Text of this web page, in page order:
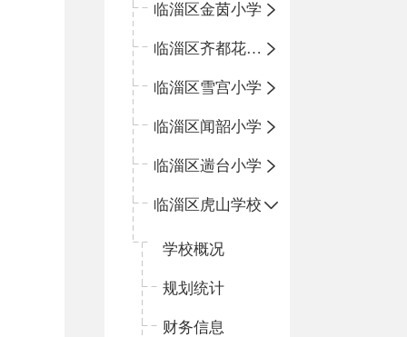
临淄区金茵小学
临淄区齐都花园小学
临淄区雪宫小学
临淄区闻韶小学
临淄区遄台小学
临淄区虎山学校
学校概况
规划统计
财务信息